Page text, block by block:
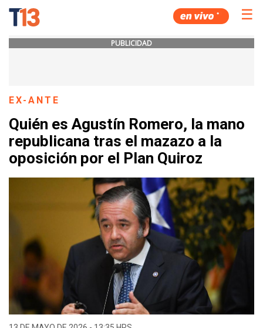
☰
PUBLICIDAD
EX-ANTE
Quién es Agustín Romero, la mano
republicana tras el mazazo a la
oposición por el Plan Quiroz